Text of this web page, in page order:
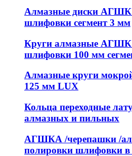
Алмазные диски АГШК
шлифовки сегмент 3 мм
Круги алмазные АГШК
шлифовки 100 мм
Алмазные круги
125 мм LUX
Кольца переходные
алмазных и пильных
АГШКА /черепашки /
полировки шлифовки в